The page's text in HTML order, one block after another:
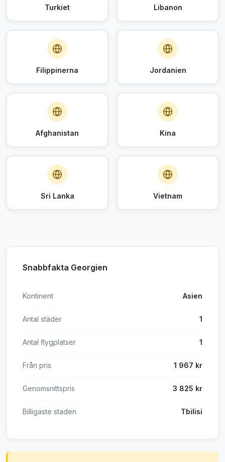
Turkiet Libanon
Filippinerna Jordanien
Afghanistan Kina
Sri Lanka Vietnam
Snabbfakta Georgien
Kontinent Asien
Antal städer 1
Antal flygplatser 1
Från pris 1 967 kr
Genomsnittspris 3 825 kr
Billigaste staden Tbilisi